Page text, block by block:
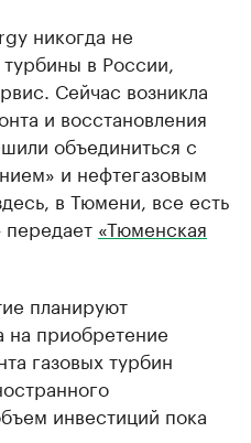
никогда не
в России,
Сейчас возникла
и восстановления
объединиться с
и нефтегазовым
в Тюмени, все есть
«Тюменская
планируют
на приобретение
газовых турбин
инвестиций пока